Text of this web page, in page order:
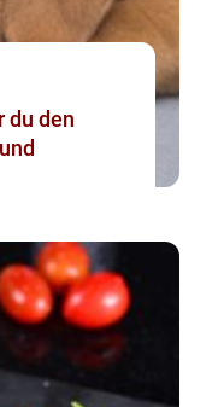
du den